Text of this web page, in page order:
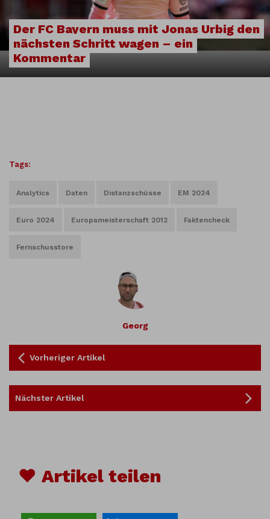
Der FC Bayern muss mit Jonas Urbig den
nächsten Schritt wagen – ein
Kommentar
Tags:
Analytics Daten Distanzschüsse EM 2024
Euro 2024 Europameisterschaft 2012 Faktencheck
Fernschusstore
Georg
Vorheriger Artikel
Nächster Artikel
♥ Artikel teilen